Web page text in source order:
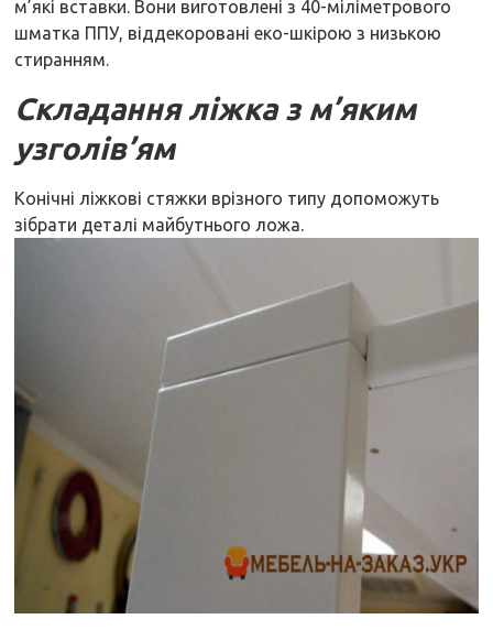
м’які вставки. Вони виготовлені з 40-міліметрового
шматка ППУ, віддекоровані еко-шкірою з низькою
стиранням.
Складання ліжка з м’яким
узголів’ям
Конічні ліжкові стяжки врізного типу допоможуть
зібрати деталі майбутнього ложа.